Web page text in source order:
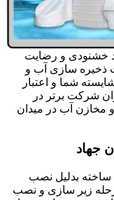
خشنودی و رضایت
ذخیره سازی آب و
شما و اعتبار
شرکت برتر در
آب در میدان
جهاد
بدلیل نصب
زیر سازی و نصب